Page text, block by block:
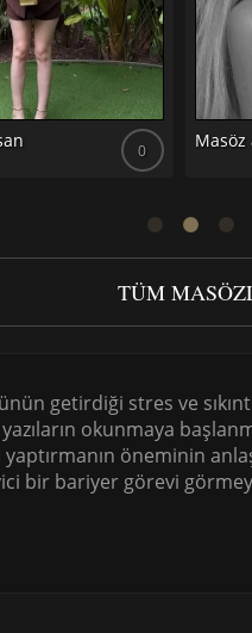
0 Masöz
TÜM
getirdiği stres ve
okunmaya
öneminin
bir bariyer görevi